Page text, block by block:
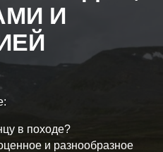
И
в походе?
и разнообразное